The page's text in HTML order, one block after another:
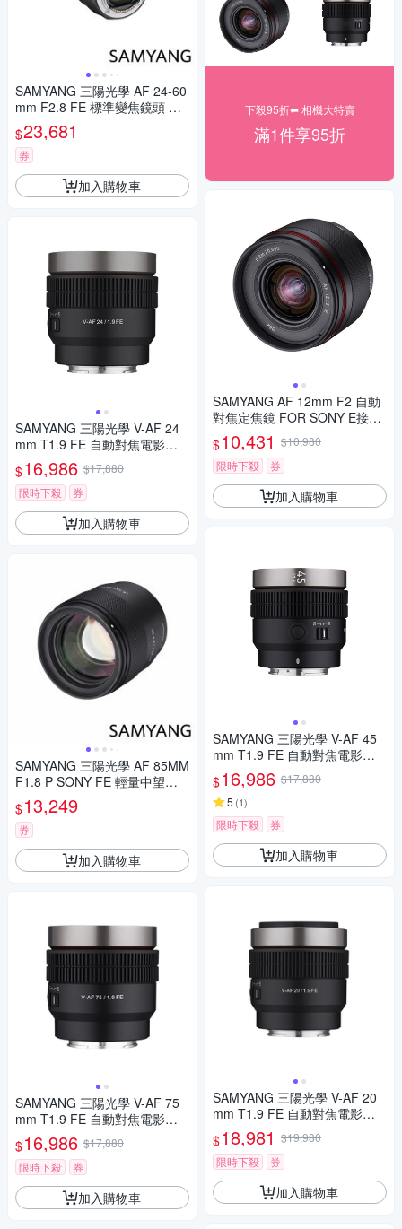
SAMYANG 三陽光學 AF 24-60
mm F2.8 FE 標準變焦鏡頭 公
司貨
$23,681
券
加入購物車
SAMYANG 三陽光學 V-AF 24
mm T1.9 FE 自動對焦電影鏡 S
ony FE 公司貨
$16,986 $17,880
限時下殺
券
加入購物車
SAMYANG 三陽光學 AF 85MM
F1.8 P SONY FE 輕量中望遠
鏡頭 公司貨
$13,249
券
加入購物車
SAMYANG 三陽光學 V-AF 75
mm T1.9 FE 自動對焦電影鏡 S
ony FE 公司貨
$16,986 $17,880
限時下殺
券
加入購物車
下殺95折⬅︎ 相機大特賣
滿1件享95折
SAMYANG AF 12mm F2 自動
對焦定焦鏡 FOR SONY E接環
(公司貨)
$10,431 $10,980
限時下殺
券
加入購物車
SAMYANG 三陽光學 V-AF 45
mm T1.9 FE 自動對焦電影鏡 S
ony FE 公司貨
$16,986 $17,880
5 (1)
限時下殺 券
加入購物車
SAMYANG 三陽光學 V-AF 20
mm T1.9 FE 自動對焦電影鏡 S
ony FE 公司貨
$18,981 $19,980
限時下殺
券
加入購物車